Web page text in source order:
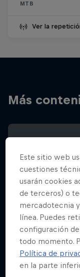
MTB
Ver la
Más
Este sitio web
cuestiones
usarán cookies
de terceros) o
mercadotecnia
línea. Puedes
configuración
todo momento.
Política de
en la parte